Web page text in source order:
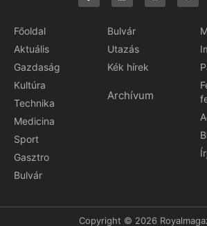
Főoldal
Aktuális
Gazdaság
Kultúra
Technika
Medicina
Sport
Gasztro
Bulvár
Bulvár
Utazás
Kék hírek
Archívum
Copyright © 2026